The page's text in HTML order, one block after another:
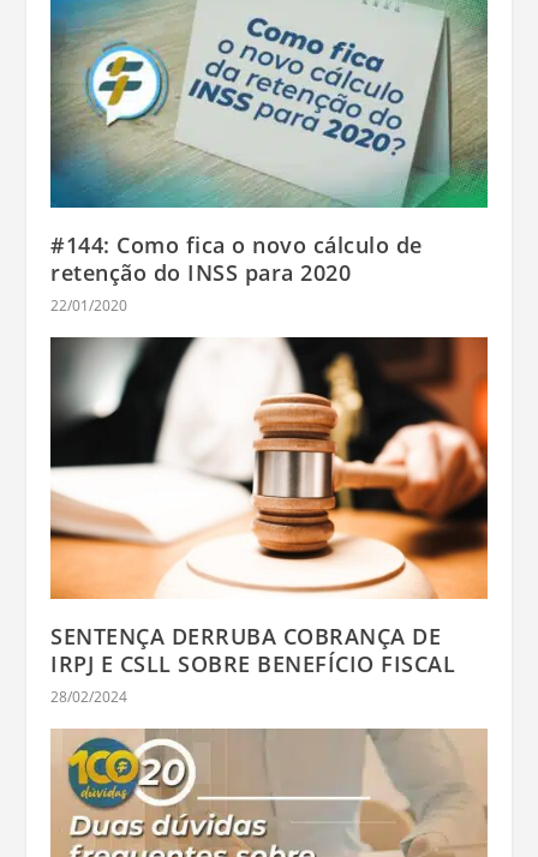
#144: Como fica o novo cálculo de
retenção do INSS para 2020
22/01/2020
SENTENÇA DERRUBA COBRANÇA DE
IRPJ E CSLL SOBRE BENEFÍCIO FISCAL
28/02/2024